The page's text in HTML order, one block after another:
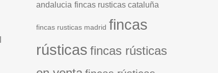
andalucia fincas rusticas cataluña
fincas rusticas madrid fincas
rústicas fincas rústicas